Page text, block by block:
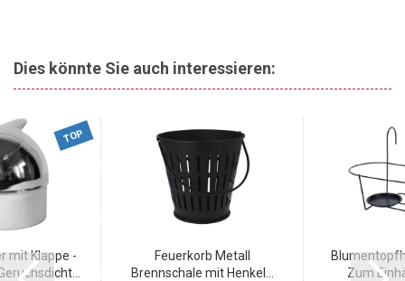
Dies könnte Sie auch interessieren:
TOP
mit Klappe -
Feuerkorb Metall
Brennschale mit Henkel...
Zum